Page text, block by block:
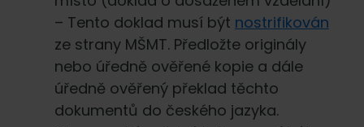
– Tento doklad musí být nostrifikován
ze strany MŠMT. Předložte originály
nebo úředně ověřené kopie a dále
úředně ověřený překlad těchto
dokumentů do českého jazyka.